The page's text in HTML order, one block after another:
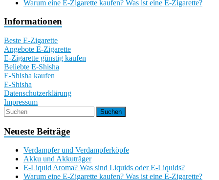
Warum eine E-Zigarette kaufen? Was ist eine E-Zigarette?
Informationen
Beste E-Zigarette
Angebote E-Zigarette
E-Zigarette günstig kaufen
Beliebte E-Shisha
E-Shisha kaufen
E-Shisha
Datenschutzerklärung
Impressum
Neueste Beiträge
Verdampfer und Verdampferköpfe
Akku und Akkuträger
E-Liquid Aroma? Was sind Liquids oder E-Liquids?
Warum eine E-Zigarette kaufen? Was ist eine E-Zigarette?